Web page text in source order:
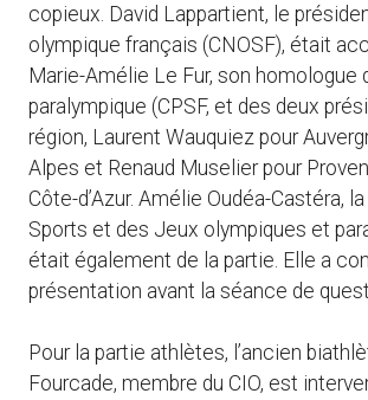
copieux. David Lappartient, le
olympique français (CNOSF), était
Marie-Amélie Le Fur, son homologue
paralympique (CPSF, et des deux
région, Laurent Wauquiez pour
Alpes et Renaud Muselier pour
Côte-d’Azur. Amélie Oudéa-Castéra,
Sports et des Jeux olympiques et
était également de la partie. Elle a
présentation avant la séance de
Pour la partie athlètes, l’ancien
Fourcade, membre du CIO, est